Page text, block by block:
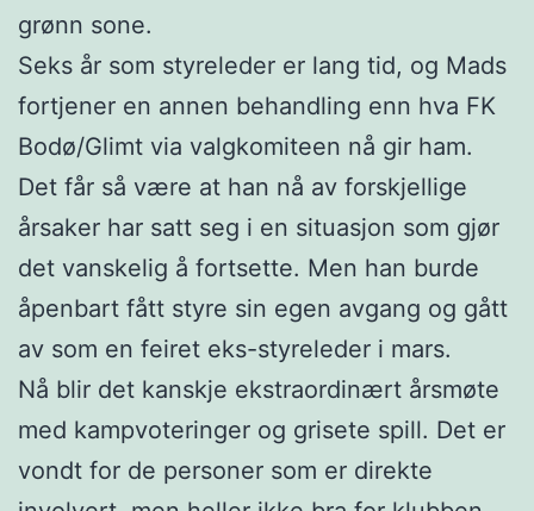
grønn sone.
Seks år som styreleder er lang tid, og Mads
fortjener en annen behandling enn hva FK
Bodø/Glimt via valgkomiteen nå gir ham.
Det får så være at han nå av forskjellige
årsaker har satt seg i en situasjon som gjør
det vanskelig å fortsette. Men han burde
åpenbart fått styre sin egen avgang og gått
av som en feiret eks-styreleder i mars.
Nå blir det kanskje ekstraordinært årsmøte
med kampvoteringer og grisete spill. Det er
vondt for de personer som er direkte